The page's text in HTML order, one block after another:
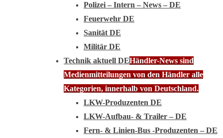
Polizei – Intern – News – DE
Feuerwehr DE
Sanität DE
Militär DE
Technik aktuell DEHändler-News sind
Medienmitteilungen von den Händler alle
Kategorien, innerhalb von Deutschland.
LKW-Produzenten DE
LKW-Aufbau- & Trailer – DE
Fern- & Linien-Bus -Produzenten – DE